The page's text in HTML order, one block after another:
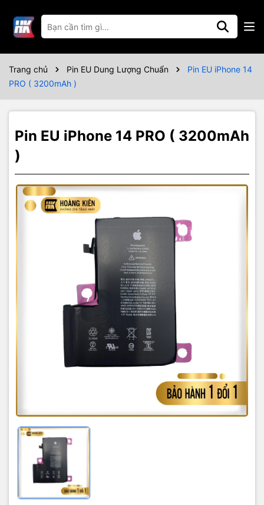
Trang chủ Pin EU Dung Lượng Chuẩn
Pin EU iPhone 14
PRO ( 3200mAh )
Pin EU iPhone 14 PRO ( 3200mAh
)
Thông số kỹ thuật